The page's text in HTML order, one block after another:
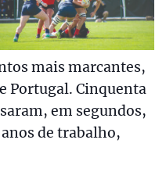
mais marcantes,
Portugal. Cinquenta
em segundos,
de trabalho,